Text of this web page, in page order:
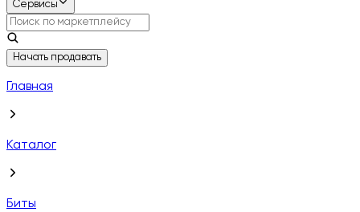
Сервисы
Начать продавать
Главная
Каталог
Биты